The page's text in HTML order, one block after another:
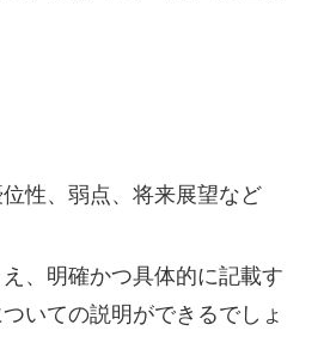
性、弱点、将来展望など
、明確かつ具体的に記載す
いての説明ができるでしょ